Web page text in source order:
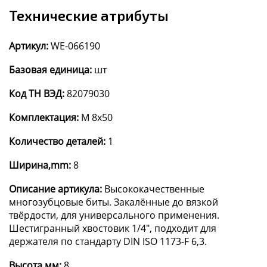
Технические атрибуты
Артикул:WE-066190
Базовая единица: шт
Код ТН ВЭД:82079030
Комплектация: M 8x50
Количество деталей: 1
Ширина,mm:8
Описание артикула: Высококачественные
многозубцовые биты. Закалённые до вязкой
твёрдости, для универсального применения.
Шестигранный хвостовик 1/4", подходит для
держателя по стандарту DIN ISO 1173-F 6,3.